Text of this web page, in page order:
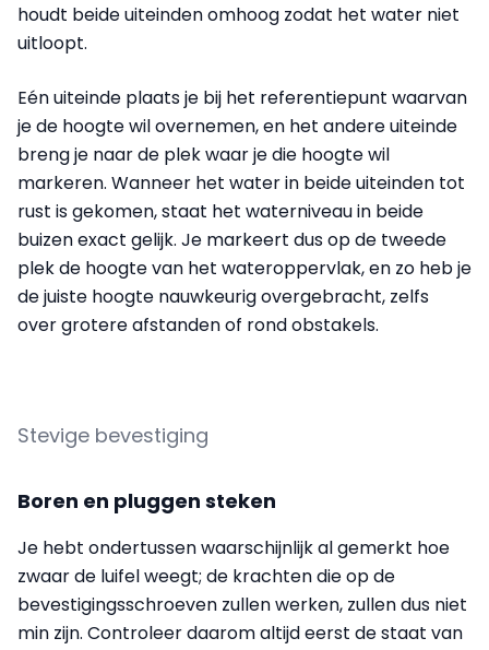
houdt beide uiteinden omhoog zodat het water niet
uitloopt.
Eén uiteinde plaats je bij het referentiepunt waarvan
je de hoogte wil overnemen, en het andere uiteinde
breng je naar de plek waar je die hoogte wil
markeren. Wanneer het water in beide uiteinden tot
rust is gekomen, staat het waterniveau in beide
buizen exact gelijk. Je markeert dus op de tweede
plek de hoogte van het wateroppervlak, en zo heb je
de juiste hoogte nauwkeurig overgebracht, zelfs
over grotere afstanden of rond obstakels.
Stevige bevestiging
Boren en pluggen steken
Je hebt ondertussen waarschijnlijk al gemerkt hoe
zwaar de luifel weegt; de krachten die op de
bevestigingsschroeven zullen werken, zullen dus niet
min zijn. Controleer daarom altijd eerst de staat van